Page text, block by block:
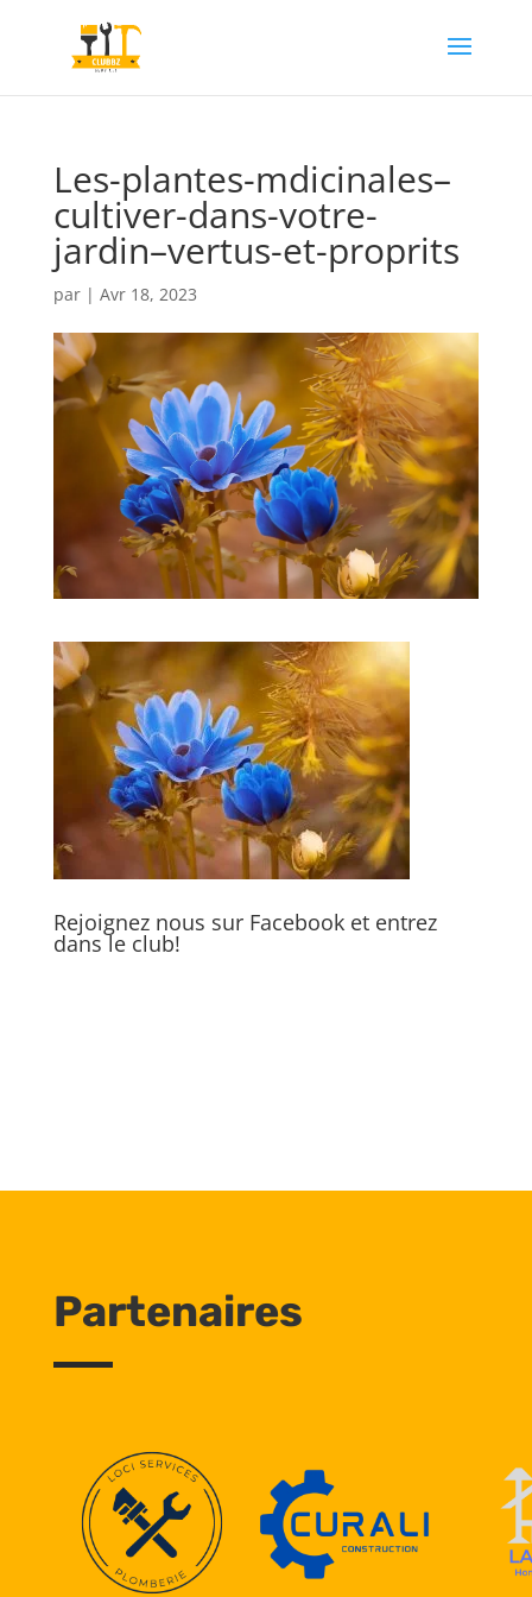
Les-plantes-mdicinales–
cultiver-dans-votre-
jardin–vertus-et-proprits
par | Avr 18, 2023
Rejoignez nous sur Facebook et entrez
dans le club!
Partenaires